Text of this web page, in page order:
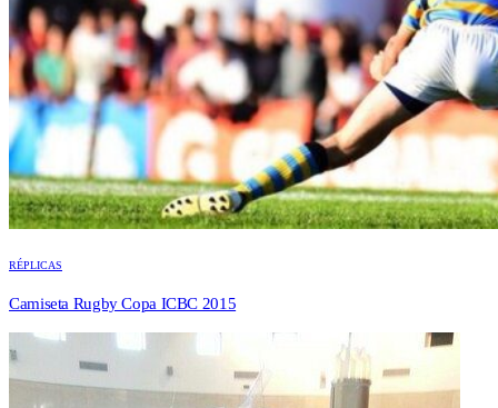
RÉPLICAS
Camiseta Rugby Copa ICBC 2015